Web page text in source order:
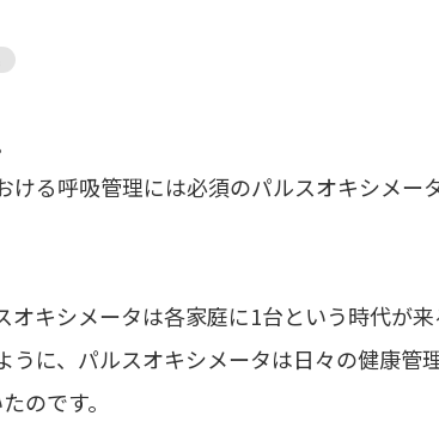
ける呼吸管理には必須のパルスオキシメー
オキシメータは各家庭に1台という時代が来
うに、パルスオキシメータは日々の健康管
のです。